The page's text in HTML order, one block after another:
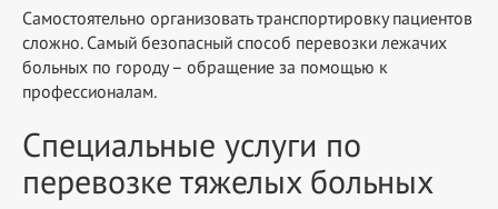
Самостоятельно организовать транспортировку пациентов
сложно. Самый безопасный способ перевозки лежачих
больных по городу – обращение за помощью к
профессионалам.
Специальные услуги по
перевозке тяжелых больных